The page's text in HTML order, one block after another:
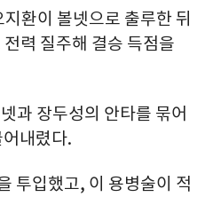
환이 볼넷으로 출루한 뒤
력 질주해 결승 득점을
과 장두성의 안타를 묶어
내렸다.
투입했고, 이 용병술이 적